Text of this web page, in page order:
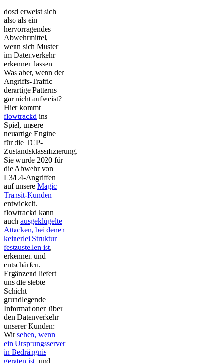
dosd erweist sich
also als ein
hervorragendes
Abwehrmittel,
wenn sich Muster
im Datenverkehr
erkennen lassen.
Was aber, wenn der
Angriffs-Traffic
derartige Patterns
gar nicht aufweist?
Hier kommt
flowtrackd ins
Spiel, unsere
neuartige Engine
für die TCP-
Zustandsklassifizierung.
Sie wurde 2020 für
die Abwehr von
L3/L4-Angriffen
auf unsere Magic
Transit-Kunden
entwickelt.
flowtrackd kann
auch ausgeklügelte
Attacken, bei denen
keinerlei Struktur
festzustellen ist,
erkennen und
entschärfen.
Ergänzend liefert
uns die siebte
Schicht
grundlegende
Informationen über
den Datenverkehr
unserer Kunden:
Wirsehen, wenn
ein Ursprungsserver
in Bedrängnis
geraten ist, und